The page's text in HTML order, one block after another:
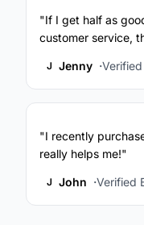
"If I get half as
customer service,
J Jenny
"I recently
really helps me!"
J John Verified